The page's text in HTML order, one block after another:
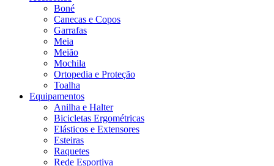
Boné
Canecas e Copos
Garrafas
Meia
Meião
Mochila
Ortopedia e Proteção
Toalha
Equipamentos
Anilha e Halter
Bicicletas Ergométricas
Elásticos e Extensores
Esteiras
Raquetes
Rede Esportiva